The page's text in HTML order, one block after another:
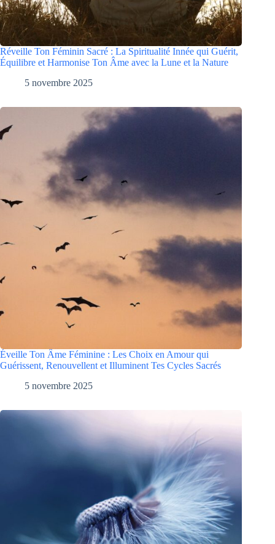
Réveille Ton Féminin Sacré : La Spiritualité Innée qui Guérit,
Équilibre et Harmonise Ton Âme avec la Lune et la Nature
5 novembre 2025
Éveille Ton Âme Féminine : Les Choix en Amour qui
Guérissent, Renouvellent et Illuminent Tes Cycles Sacrés
5 novembre 2025